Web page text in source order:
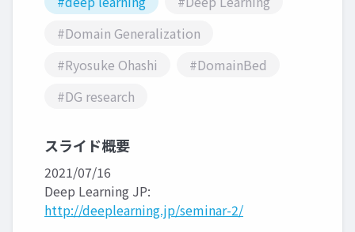
#Domain Generalization
#Ryosuke Ohashi
#DomainBed
#DG research
スライド概要
2021/07/16
Deep Learning JP:
http://deeplearning.jp/seminar-2/